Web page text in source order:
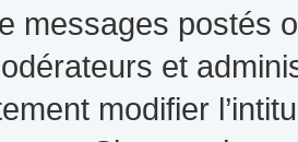
messages postés
et
modifier